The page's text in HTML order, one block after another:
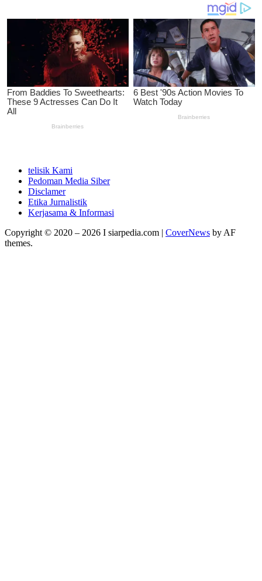
telisik Kami
Pedoman Media Siber
Disclamer
Etika Jurnalistik
Kerjasama & Informasi
Copyright © 2020 – 2026 I siarpedia.com | CoverNews by AF
themes.